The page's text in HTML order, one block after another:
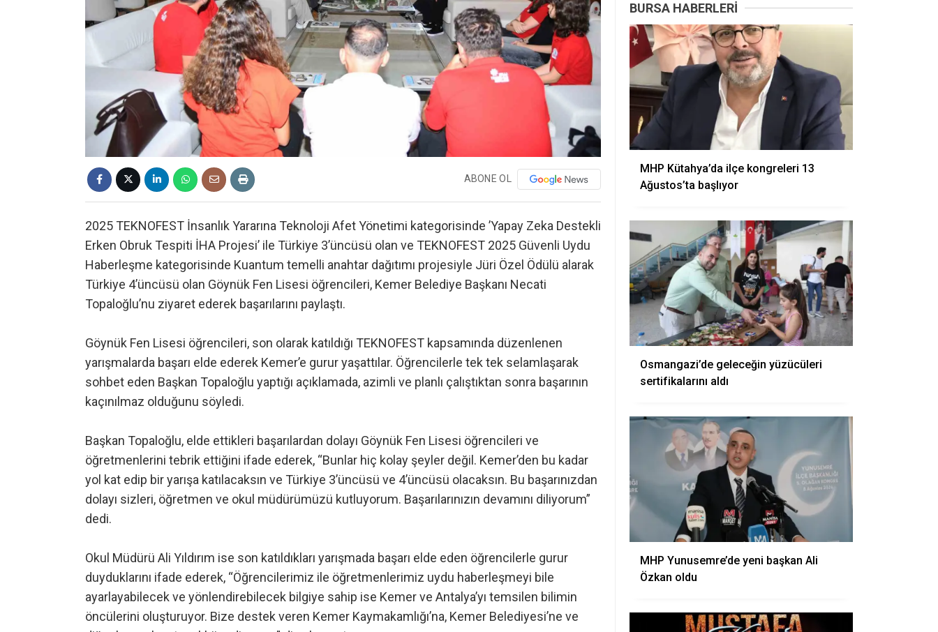
ABONE OL
2025 TEKNOFEST İnsanlık Yararına Teknoloji Afet Yönetimi kategorisinde ’Yapay Zeka Destekli
Erken Obruk Tespiti İHA Projesi’ ile Türkiye 3’üncüsü olan ve TEKNOFEST 2025 Güvenli Uydu
Haberleşme kategorisinde Kuantum temelli anahtar dağıtımı projesiyle Jüri Özel Ödülü alarak
Türkiye 4’üncüsü olan Göynük Fen Lisesi öğrencileri, Kemer Belediye Başkanı Necati
Topaloğlu’nu ziyaret ederek başarılarını paylaştı.
Göynük Fen Lisesi öğrencileri, son olarak katıldığı TEKNOFEST kapsamında düzenlenen
yarışmalarda başarı elde ederek Kemer’e gurur yaşattılar. Öğrencilerle tek tek selamlaşarak
sohbet eden Başkan Topaloğlu yaptığı açıklamada, azimli ve planlı çalıştıktan sonra başarının
kaçınılmaz olduğunu söyledi.
Başkan Topaloğlu, elde ettikleri başarılardan dolayı Göynük Fen Lisesi öğrencileri ve
öğretmenlerini tebrik ettiğini ifade ederek, “Bunlar hiç kolay şeyler değil. Kemer’den bu kadar
yol kat edip bir yarışa katılacaksın ve Türkiye 3’üncüsü ve 4’üncüsü olacaksın. Bu başarınızdan
dolayı sizleri, öğretmen ve okul müdürümüzü kutluyorum. Başarılarınızın devamını diliyorum”
dedi.
Okul Müdürü Ali Yıldırım ise son katıldıkları yarışmada başarı elde eden öğrencilerle gurur
duyduklarını ifade ederek, “Öğrencilerimiz ile öğretmenlerimiz uydu haberleşmeyi bile
ayarlayabilecek ve yönlendirebilecek bilgiye sahip ise Kemer ve Antalya’yı temsilen bilimin
öncülerini oluşturuyor. Bize destek veren Kemer Kaymakamlığı’na, Kemer Belediyesi’ne ve
BURSA HABERLERI
MHP Kütahya’da ilçe kongreleri 13
Ağustos’ta başlıyor
Osmangazi’de geleceğin yüzücüleri
sertifikalarını aldı
MHP Yunusemre’de yeni başkan Ali
Özkan oldu